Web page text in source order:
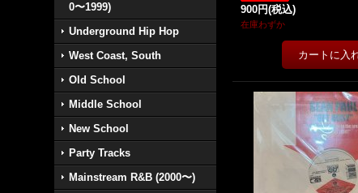
0〜1999)
Underground Hip Hop
West Coast, South
Old School
Middle School
New School
Party Tracks
Mainstream R&B (2000〜)
900円(税込)
在庫わずか